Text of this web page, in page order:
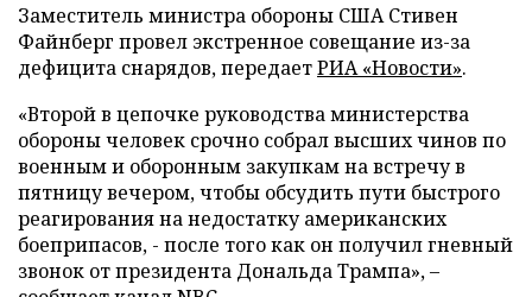
Заместитель министра обороны США Стивен
Файнберг провел экстренное совещание из-за
дефицита снарядов, передаетРИА «Новости».
«Второй в цепочке руководства министерства
обороны человек срочно собрал высших чинов по
военным и оборонным закупкам на встречу в
пятницу вечером, чтобы обсудить пути быстрого
реагирования на недостатку американских
боеприпасов, - после того как он получил гневный
звонок от президента Дональда Трампа», –